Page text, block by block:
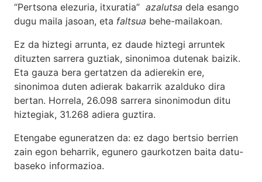
“Pertsona elezuria, itxuratia” azalutsa dela esango
dugu maila jasoan, eta faltsua behe-mailakoan.
Ez da hiztegi arrunta, ez daude hiztegi arruntek
dituzten sarrera guztiak, sinonimoa dutenak baizik.
Eta gauza bera gertatzen da adierekin ere,
sinonimoa duten adierak bakarrik azalduko dira
bertan. Horrela, 26.098 sarrera sinonimodun ditu
hiztegiak, 31.268 adiera guztira.
Etengabe eguneratzen da: ez dago bertsio berrien
zain egon beharrik, egunero gaurkotzen baita datu-
baseko informazioa.